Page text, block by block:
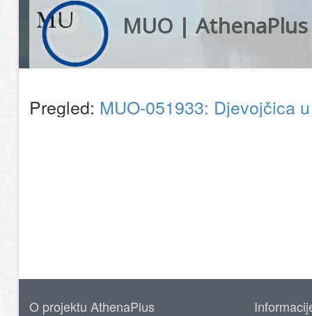
MUO | AthenaPlus
Pregled: MUO-051933: Djevojčica
O projektu AthenaPlus